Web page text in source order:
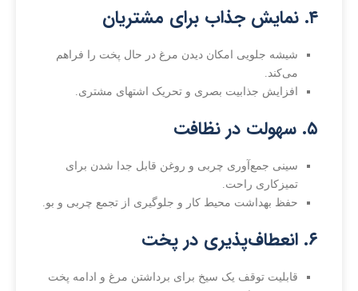
۴. نمایش جذاب برای مشتریان
شیشه جلویی امکان دیدن مرغ در حال پخت را فراهم
می‌کند.
افزایش جذابیت بصری و تحریک اشتهای مشتری.
۵. سهولت در نظافت
سینی جمع‌آوری چربی و روغن قابل جدا شدن برای
تمیزکاری راحت.
حفظ بهداشت محیط کار و جلوگیری از تجمع چربی و بو.
۶. انعطاف‌پذیری در پخت
قابلیت توقف یک سیخ برای برداشتن مرغ و ادامه پخت